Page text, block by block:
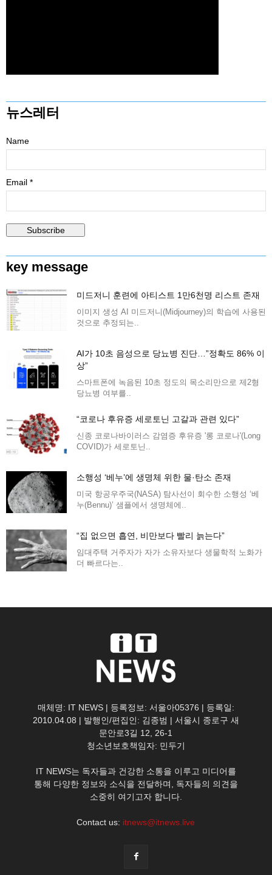
뉴스레터
Name
Email *
key message
미드저니 훈련에 아티스트 1만6천명 리스트 존재
이미지 생성 AI 미드저니(Midjourney)의 학습에 사용된
것으로 추정되는..
AI가 10초 음성으로 당뇨병 진단…”정확도 86% 이
상”
스마트폰에 녹음된 10초 정도의 목소리만으로 제2형
당뇨병 여부를..
“코로나 후유증 세로토닌 고갈과 관련 있다”
신종 코로나바이러스 감염증 후유증 '롱 코로나'(Long
COVID)가 세로토닌..
소행성 ‘베누’에 생명체 위한 물·탄소 존재
미국 항공우주국(NASA) 탐사선이 회수한 소행성 ‘베
누(Bennu)’ 샘플에서 생명체에..
“집 없으면 흡연, 비만보다 빨리 늙는다”
임대주택 거주자가 자가 소유자보다 생물학적 노화가
더 빠르다는..
매체명: IT NEWS | 등록정보: 서울아05376 | 등록일:
2010.04.08 | 발행인/편집인: 김종범 | 서울시 종로구 새
문안로3길 12, 26-1
청소년보호책임자: 민두기
IT NEWS는 독자들과 건강한 소통을 이루고 미디어를
통해 다양한 정보와 소식을 전달하며, 독자들의 의견을
소중히 여기고자 합니다.
Contact us: itnews@itnews.live